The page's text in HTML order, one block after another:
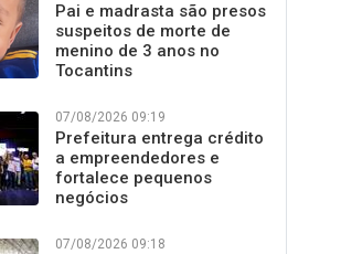
Pai e madrasta são presos
suspeitos de morte de
menino de 3 anos no
Tocantins
07/08/2026 09:19
Prefeitura entrega crédito
a empreendedores e
fortalece pequenos
negócios
07/08/2026 09:18